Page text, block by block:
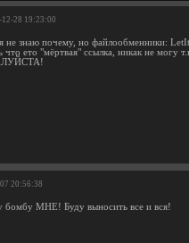
12-28 19:23:00
не знаю почему, но файлообменники:
что ето "мёртвая" ссылка, никак не могу
07 20:56:38
бомбу МНЕ! Буду выносить все и вся!